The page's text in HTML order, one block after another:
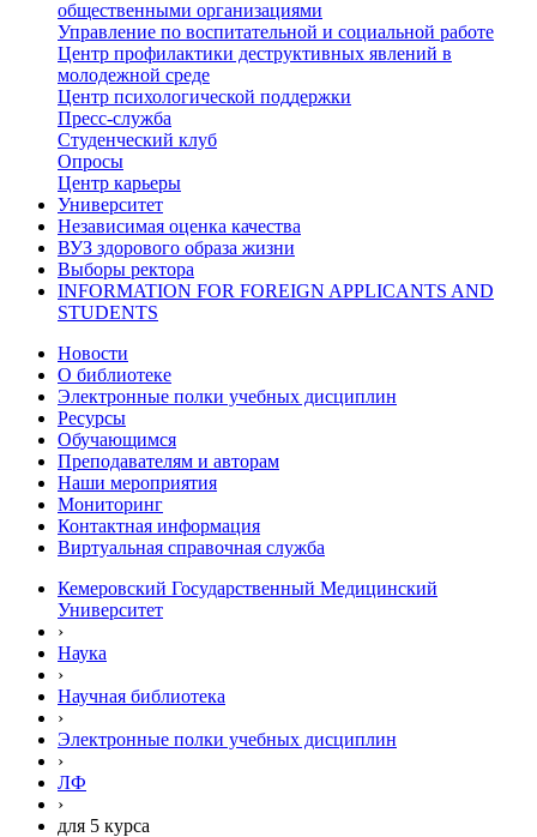
общественными организациями
Управление по воспитательной и социальной работе
Центр профилактики деструктивных явлений в
молодежной среде
Центр психологической поддержки
Пресс-служба
Студенческий клуб
Опросы
Центр карьеры
Университет
Независимая оценка качества
ВУЗ здорового образа жизни
Выборы ректора
INFORMATION FOR FOREIGN APPLICANTS AND
STUDENTS
Новости
О библиотеке
Электронные полки учебных дисциплин
Ресурсы
Обучающимся
Преподавателям и авторам
Наши мероприятия
Мониторинг
Контактная информация
Виртуальная справочная служба
Кемеровский Государственный Медицинский
Университет
›
Наука
›
Научная библиотека
›
Электронные полки учебных диcциплин
›
ЛФ
›
для 5 курса